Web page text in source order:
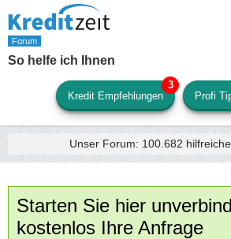
So helfe ich Ihnen
Kredit Empfehlungen Profi
Unser Forum: 100.682
Starten Sie hier
kostenlos Ihre Anfrage